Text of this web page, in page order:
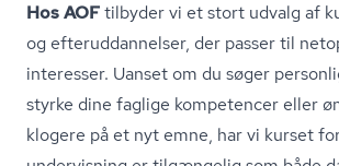
Hos AOFtilbyder vi et stort udvalg af
og ef­ter­ud­dan­nel­ser, der passer til
interesser. Uanset om du søger
styrke dine faglige kompetencer eller
klogere på et nyt emne, har vi kurset